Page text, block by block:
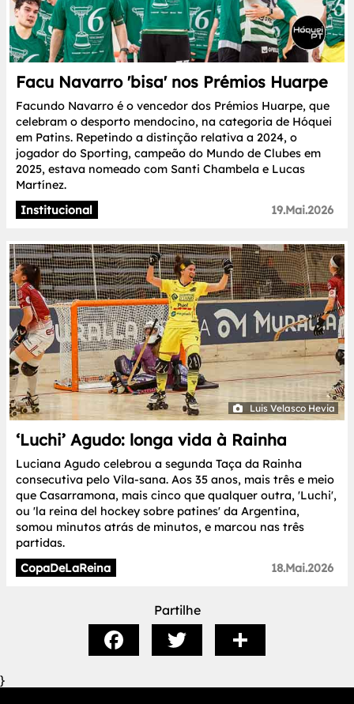
Facu Navarro 'bisa' nos Prémios Huarpe
Facundo Navarro é o vencedor dos Prémios Huarpe, que
celebram o desporto mendocino, na categoria de Hóquei
em Patins. Repetindo a distinção relativa a 2024, o
jogador do Sporting, campeão do Mundo de Clubes em
2025, estava nomeado com Santi Chambela e Lucas
Martínez.
Institucional
19.Mai.2026
Luis Velasco Hevia
‘Luchi’ Agudo: longa vida à Rainha
Luciana Agudo celebrou a segunda Taça da Rainha
consecutiva pelo Vila-sana. Aos 35 anos, mais três e meio
que Casarramona, mais cinco que qualquer outra, 'Luchi',
ou 'la reina del hockey sobre patines' da Argentina,
somou minutos atrás de minutos, e marcou nas três
partidas.
CopaDeLaReina
18.Mai.2026
Partilhe
}